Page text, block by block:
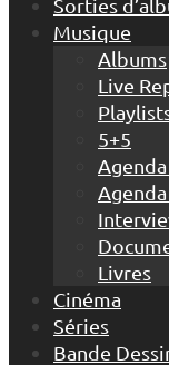
Sorties
Musique
Albums
Live
5+5
Livres
Cinéma
Séries
Bande